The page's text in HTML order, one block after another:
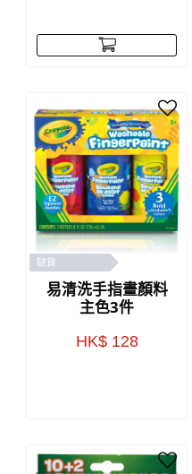
缺貨
易清洗手指畫顏料
主色3件
HK$ 128